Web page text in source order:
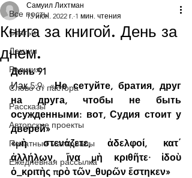
Все посты
Статьи
Лекции
Религия
Слово от пастора
Рассказы
Авторские проекты
Печатные материалы
Ежедневная рассылка
Книга за книгой. День за
днем.
Самуил Лихтман
13 июн. 2022 г. 1 мин. чтения
День 91
Иак.5:9: «Не сетуйте, братия, друг
на друга, чтобы не быть
осужденными: вот, Судия стоит у
дверей»
«μὴ στενάζετε, ἀδελφοί, κατ΄
ἀλλήλων, ἵνα μὴ κριθῆτε· ἰδοὺ
ὁ_κριτὴς πρὸ τῶν_θυρῶν ἕστηκεν»